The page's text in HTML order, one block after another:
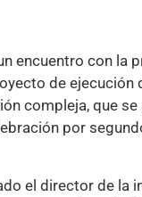
encuentro con la
de ejecución
compleja, que se
por
el director de la